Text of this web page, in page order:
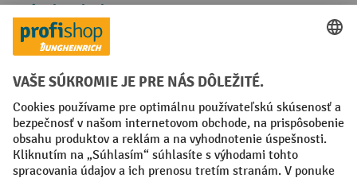
Spôsoby platby
Creditcard (Master)Creditcard (Visa)
Faktúra Predplatba
Sociálne siete
Facebook
YouTube
LinkedIn